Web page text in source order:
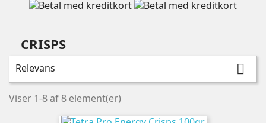
CRISPS
Relevans 
Viser 1-8 af 8 element(er)